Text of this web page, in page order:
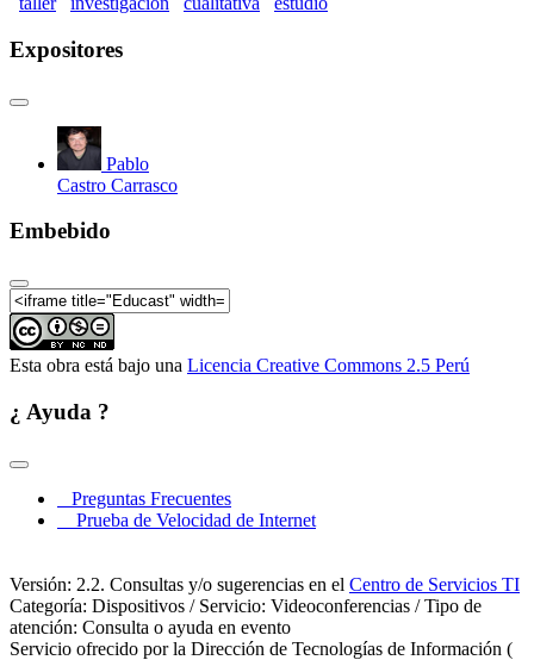
Expositores
Pablo
Castro Carrasco
Embebido
Esta obra está bajo una Licencia Creative Commons 2.5 Perú
¿ Ayuda ?
Preguntas Frecuentes
Prueba de Velocidad de Internet
Versión: 2.2. Consultas y/o sugerencias en el Centro de Servicios TI
Categoría: Dispositivos / Servicio: Videoconferencias / Tipo de
atención: Consulta o ayuda en evento
Servicio ofrecido por la Dirección de Tecnologías de Información (